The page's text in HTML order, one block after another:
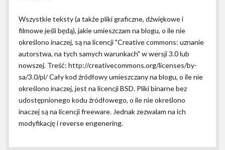
Wszystkie teksty (a także pliki graficzne, dźwiękowe i
filmowe jeśli będą), jakie umieszczam na blogu, o ile nie
określono inaczej, są na licencji "Creative commons: uznanie
autorstwa, na tych samych warunkach" w wersji 3.0 lub
nowszej. Treść: http://creativecommons.org/licenses/by-
sa/3.0/pl/ Cały kod źródłowy umieszczany na blogu, o ile nie
określono inaczej, jest na licencji BSD. Pliki binarne bez
udostępnionego kodu źródłowego, o ile nie określono
inaczej są na licencji freeware. Jednak zezwalam na ich
modyfikację i reverse engenering.